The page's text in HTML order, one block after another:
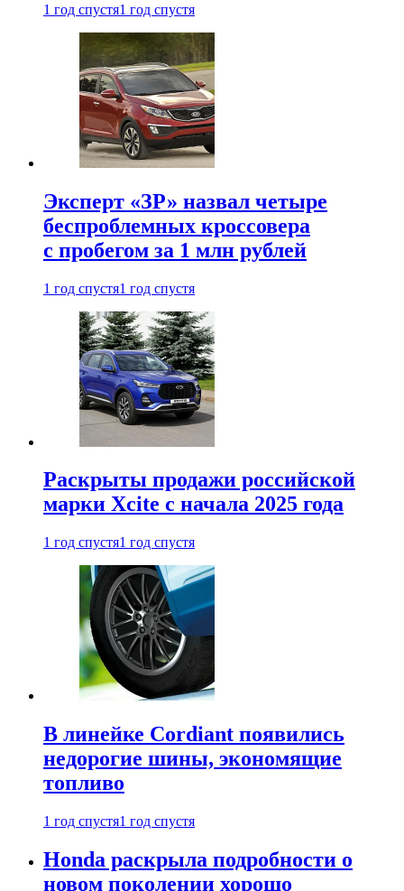
1 год спустя1 год спустя
Эксперт «ЗР» назвал четыре
беспроблемных кроссовера
с пробегом за 1 млн рублей
1 год спустя1 год спустя
Раскрыты продажи российской
марки Xcite с начала 2025 года
1 год спустя1 год спустя
В линейке Cordiant появились
недорогие шины, экономящие
топливо
1 год спустя1 год спустя
Honda раскрыла подробности о
новом поколении хорошо